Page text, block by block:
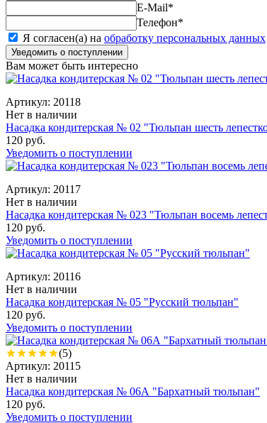
E-Mail*
Телефон*
Я согласен(а) на обработку персональных данных
Уведомить о поступлении
Вам может быть интересно
Артикул: 20118
Нет в наличии
Насадка кондитерская № 02 "Тюльпан шесть
120 руб.
Уведомить о поступлении
Артикул: 20117
Нет в наличии
Насадка кондитерская № 023 "Тюльпан восемь
120 руб.
Уведомить о поступлении
Артикул: 20116
Нет в наличии
Насадка кондитерская № 05 "Русский тюльпан"
120 руб.
Уведомить о поступлении
(5)
Артикул: 20115
Нет в наличии
Насадка кондитерская № 06А "Бархатный тюльпан"
120 руб.
Уведомить о поступлении